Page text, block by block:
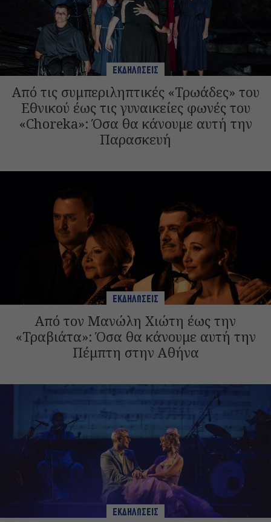
ΕΚΔΗΛΩΣΕΙΣ
Από τις συμπεριληπτικές «Τρωάδες» του
Εθνικού έως τις γυναικείες φωνές του
«Choreka»: Όσα θα κάνουμε αυτή την
Παρασκευή
ΕΚΔΗΛΩΣΕΙΣ
Από τον Μανώλη Χιώτη έως την
«Τραβιάτα»: Όσα θα κάνουμε αυτή την
Πέμπτη στην Αθήνα
ΕΚΔΗΛΩΣΕΙΣ